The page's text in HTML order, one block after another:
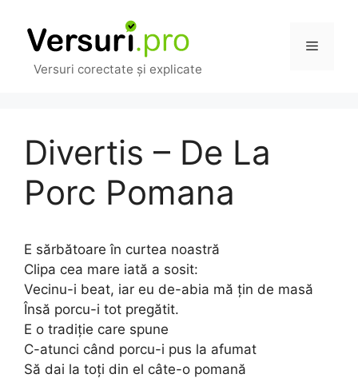
conținut
Versuri corectate și explicate
Meniu
Divertis – De La
Porc Pomana
E sărbătoare în curtea noastră
Clipa cea mare iată a sosit:
Vecinu-i beat, iar eu de-abia mă țin de masă
Însă porcu-i tot pregătit.
E o tradiție care spune
C-atunci când porcu-i pus la afumat
Să dai la toți din el câte-o pomană